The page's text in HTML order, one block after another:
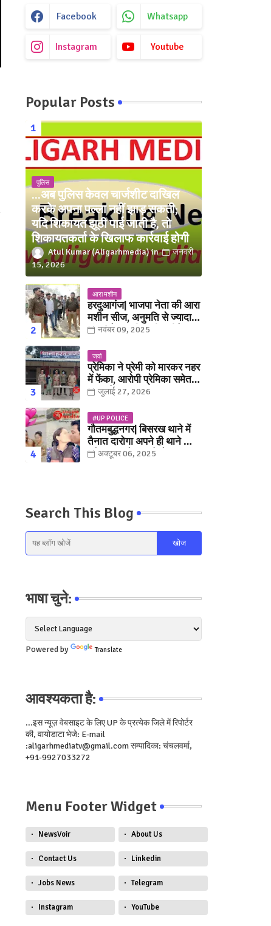
Facebook Whatsapp
Instagram Youtube
Popular Posts
पुलिस
...अब पुलिस केवल चार्जशीट दाखिल
करके अपना पल्ला नहीं झाड़ सकती;
यदि शिकायत झूठी पाई जाती है, तो
शिकायतकर्ता के खिलाफ कार्रवाई होगी
Atul Kumar (Aligarhmedia)
जनवरी
15, 2026
आरा मशीन
हरदुआगंज| भाजपा नेता की आरा
मशीन सीज, अनुमति से ज्यादा
संख्या में चलती मिली मशीनें
नवंबर 09, 2025
जवां
प्रेमिका ने प्रेमी को मारकर नहर
में फेंका, आरोपी प्रेमिका समेत
युवक गिरफ्तार
जुलाई 27, 2026
#UP POLICE
गौतमबुद्धनगर| बिसरख थाने में
तैनात दारोगा अपने ही थाने क़ी
महिला कांस्टेबल को लेकर हुए
अक्टूबर 06, 2025
Search This Blog
भाषा चुने:
Powered by Translate
आवश्यकता है:
...इस न्यूज़ वेबसाइट के लिए UP के प्रत्येक जिले में रिपोर्टर
की, वायोडाटा भेजे: E-mail
:aligarhmediatv@gmail.com सम्पादिका: चंचलवर्मा,
+91-9927033272
Menu Footer Widget
NewsVoir About Us
Contact Us Linkedin
Jobs News Telegram
Instagram YouTube